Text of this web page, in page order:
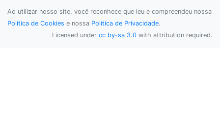
Ao utilizar nosso site, você reconhece que leu e compreendeu nossa
Política de Cookies e nossa Política de Privacidade.
Licensed under cc by-sa 3.0 with attribution required.